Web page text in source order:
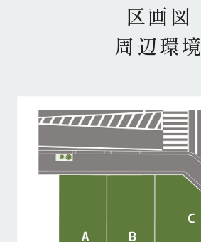
区画図
周辺環境